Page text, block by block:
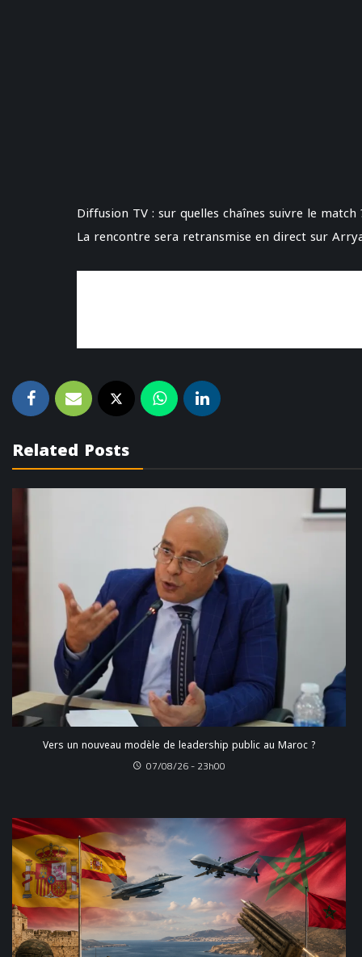
Diffusion TV : sur quelles chaînes suivre le match
La rencontre sera retransmise en direct sur
Related Posts
Vers un nouveau modèle de leadership public au Maroc ?
07/08/26 - 23h00